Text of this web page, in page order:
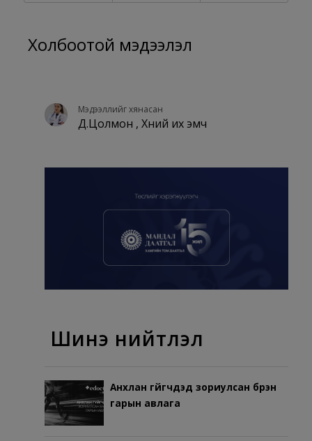
Холбоотой мэдээлэл
Мэдээллийг хянасан
Д.Цолмон , Хүний их эмч
Шинэ нийтлэл
Анхлан гүйгчдэд зориулсан бүрэн
гарын авлага